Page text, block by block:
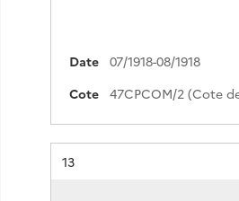
Date
07/1918-08/1918
Cote
47CPCOM/2 (Cote
Résultat n°
13